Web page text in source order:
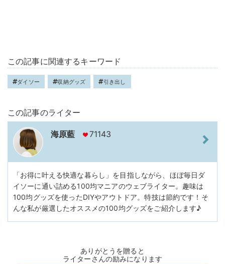
この記事に関連するキーワード
ダイソー 収納グッズ 引き出し
この記事のライター
海原藍 71143
「お得に叶える快適な暮らし」を目指しながら、ほぼ毎日ダ
イソーに通い詰める100均マニアのウェブライター。趣味は
100均グッズを使ったDIYやアウトドア。特技は節約です！そ
んな私が厳選したオススメの100均グッズをご紹介します♪
ありがとうを贈ると
ライターさんの励みになります